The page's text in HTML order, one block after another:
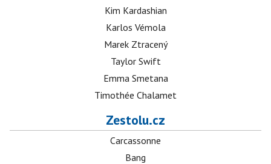
Kim Kardashian
Karlos Vémola
Marek Ztracený
Taylor Swift
Emma Smetana
Timothée Chalamet
Zestolu.cz
Carcassonne
Bang